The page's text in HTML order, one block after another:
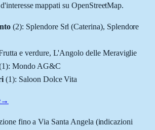
mappati su OpenStreetMap.
(2): Splendore Srl (Caterina), Splendore
e verdure, L'Angolo delle Meraviglie
1):Mondo AG&C
(1): Saloon Dolce Vita
→
fino aVia Santa Angela (indicazioni